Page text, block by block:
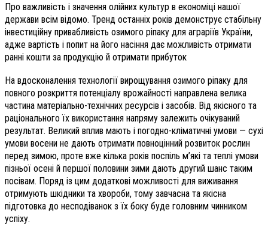
Про важливість і значення олійних культур в економіці нашої
держави всім відомо. Тренд останніх років демонструє стабільну
інвестиційну привабливість озимого ріпаку для аграріїв України,
адже вартість і попит на його насіння дає можливість отримати
ранні кошти за продукцію й отримати прибуток
На вдосконалення технології вирощування озимого ріпаку для
повного розкриття потенціалу врожайності направлена велика
частина матеріально-технічних ресурсів і засобів. Від якісного та
раціонального їх використання напряму залежить очікуваний
результат. Великий вплив мають і погодно-кліматичні умови — сухі
умови восени не дають отримати повноцінний розвиток рослин
перед зимою, проте вже кілька років поспіль м’які та теплі умови
пізньої осені й першої половини зими дають другий шанс таким
посівам. Поряд із цим додаткові можливості для виживання
отримують шкідники та хвороби, тому завчасна та якісна
підготовка до несподіванок з їх боку буде головним чинником
успіху.